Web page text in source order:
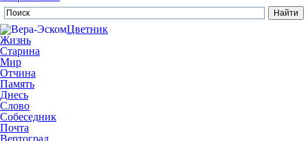
Цветник
Жизнь
Старина
Мир
Отчина
Память
Днесь
Слово
Собеседник
Почта
Вертоград